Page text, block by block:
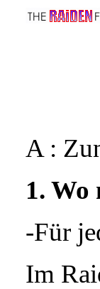
A :
1. Wo
-Für
Im